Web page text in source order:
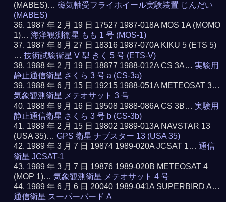
(MABES)…磁気軸受フライホイール実験装置 じんだい
(MABES)
1987 年 2 月 19 日 17527 1987-018A MOS 1A (MOMO
1)…海洋観測衛星 もも 1 号 (MOS-1)
1987 年 8 月 27 日 18316 1987-070A KIKU 5 (ETS 5)
…技術試験衛星 V 型 きく 5 号 (ETS-V)
1988 年 2 月 19 日 18877 1988-012A CS 3A…実験用
静止通信衛星 さくら 3 号 a (CS-3a)
1988 年 6 月 15 日 19215 1988-051A METEOSAT 3…
気象観測衛星 メテオサット 3 号
1988 年 9 月 16 日 19508 1988-086A CS 3B…実験用
静止通信衛星 さくら 3 号 b (CS-3b)
1989 年 2 月 15 日 19802 1989-013A NAVSTAR 13
(USA 35)…GPS 衛星 ナブスター 13 (USA 35)
1989 年 3 月 7 日 19874 1989-020A JCSAT 1…通信
衛星 JCSAT-1
1989 年 3 月 7 日 19876 1989-020B METEOSAT 4
(MOP 1)…気象観測衛星 メテオサット 4 号
1989 年 6 月 6 日 20040 1989-041A SUPERBIRD A…
通信衛星 スーパーバード A